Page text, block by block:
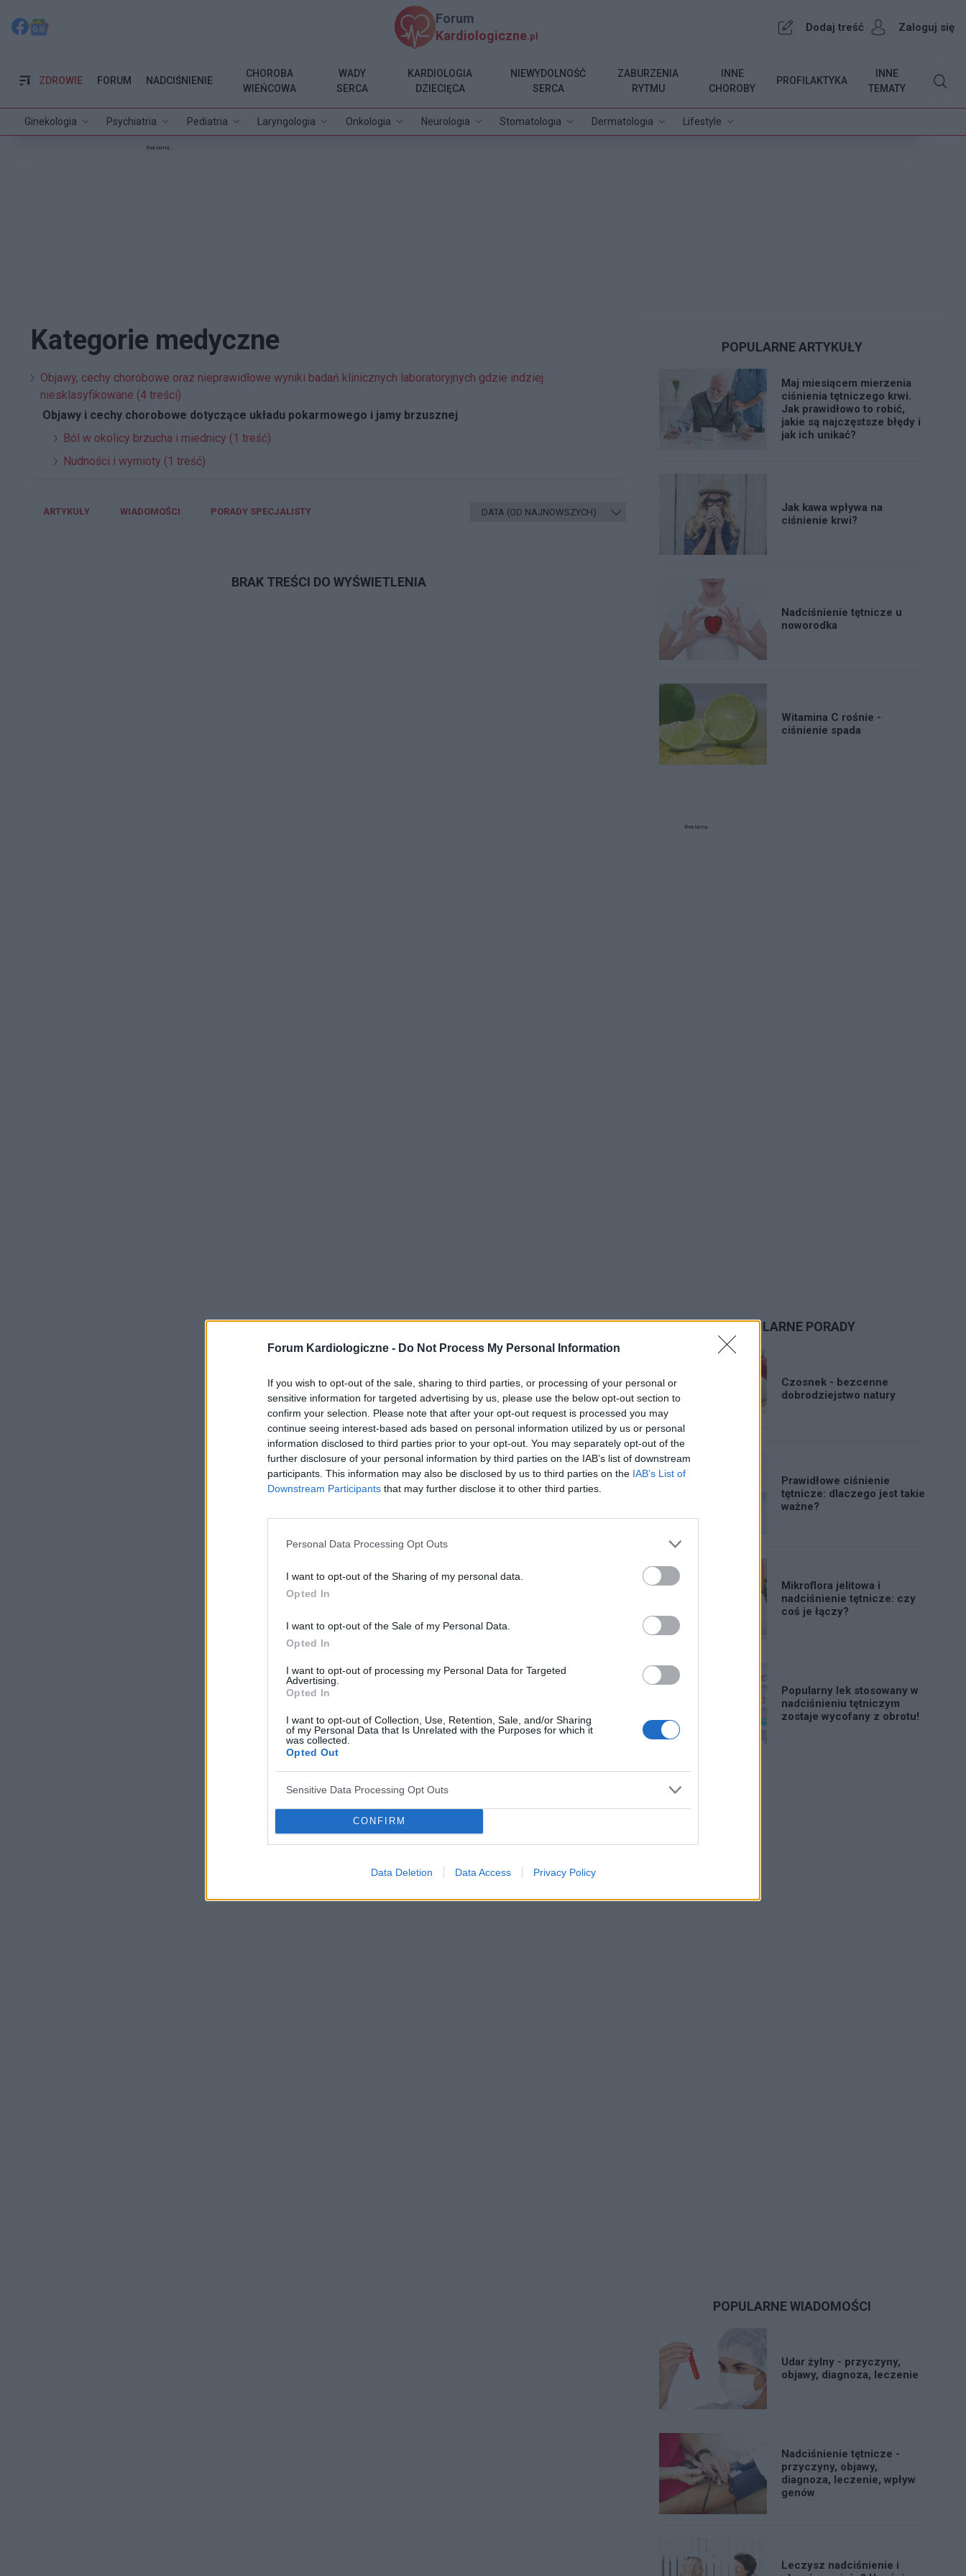
Forum Kardiologiczne - Do Not Process My Personal Information
If you wish to opt-out of the sale, sharing to third parties, or processing of your personal or
sensitive information for targeted advertising by us, please use the below opt-out section to
confirm your selection. Please note that after your opt-out request is processed you may
continue seeing interest-based ads based on personal information utilized by us or personal
information disclosed to third parties prior to your opt-out. You may separately opt-out of the
further disclosure of your personal information by third parties on the IAB’s list of downstream
participants. This information may also be disclosed by us to third parties on the IAB’s List of
Downstream Participants that may further disclose it to other third parties.
Personal Data Processing Opt Outs
I want to opt-out of the Sharing of my personal data.
Opted In
I want to opt-out of the Sale of my Personal Data.
Opted In
I want to opt-out of processing my Personal Data for Targeted
Advertising.
Opted In
I want to opt-out of Collection, Use, Retention, Sale, and/or Sharing
of my Personal Data that Is Unrelated with the Purposes for which it
was collected.
Opted Out
Sensitive Data Processing Opt Outs
CONFIRM
Data Deletion Data Access Privacy Policy
Forum
Kardiologiczne .pl
Dodaj treść Zaloguj się
ZDROWIE
Ginekologia Psychiatria Pediatria Laryngologia Onkologia Neurologia Stomatologia Dermatologia Lifestyle
FORUM NADCIŚNIENIE
CHOROBA
WIEŃCOWA
WADY
SERCA
KARDIOLOGIA
DZIECIĘCA
NIEWYDOLNOŚĆ
SERCA
ZABURZENIA
RYTMU
INNE
CHOROBY
PROFILAKTYKA
INNE
TEMATY
Reklama:
Kategorie medyczne
Objawy, cechy chorobowe oraz nieprawidłowe wyniki badań klinicznych laboratoryjnych gdzie indziej
niesklasyfikowane (4 treści)
Objawy i cechy chorobowe dotyczące układu pokarmowego i jamy brzusznej
Ból w okolicy brzucha i miednicy (1 treść)
Nudności i wymioty (1 treść)
ARTYKUŁY WIADOMOŚCI PORADY SPECJALISTY
BRAK TREŚCI DO WYŚWIETLENIA
POPULARNE ARTYKUŁY
Maj miesiącem mierzenia
ciśnienia tętniczego krwi.
Jak prawidłowo to robić,
jakie są najczęstsze błędy i
jak ich unikać?
Jak kawa wpływa na
ciśnienie krwi?
Nadciśnienie tętnicze u
noworodka
Witamina C rośnie -
ciśnienie spada
Reklama:
POPULARNE PORADY
Czosnek - bezcenne
dobrodziejstwo natury
Prawidłowe ciśnienie
tętnicze: dlaczego jest takie
ważne?
Mikroflora jelitowa i
nadciśnienie tętnicze: czy
coś je łączy?
Popularny lek stosowany w
nadciśnieniu tętniczym
zostaje wycofany z obrotu!
POPULARNE WIADOMOŚCI
Udar żylny - przyczyny,
objawy, diagnoza, leczenie
Nadciśnienie tętnicze -
przyczyny, objawy,
diagnoza, leczenie, wpływ
genów
Leczysz nadciśnienie i